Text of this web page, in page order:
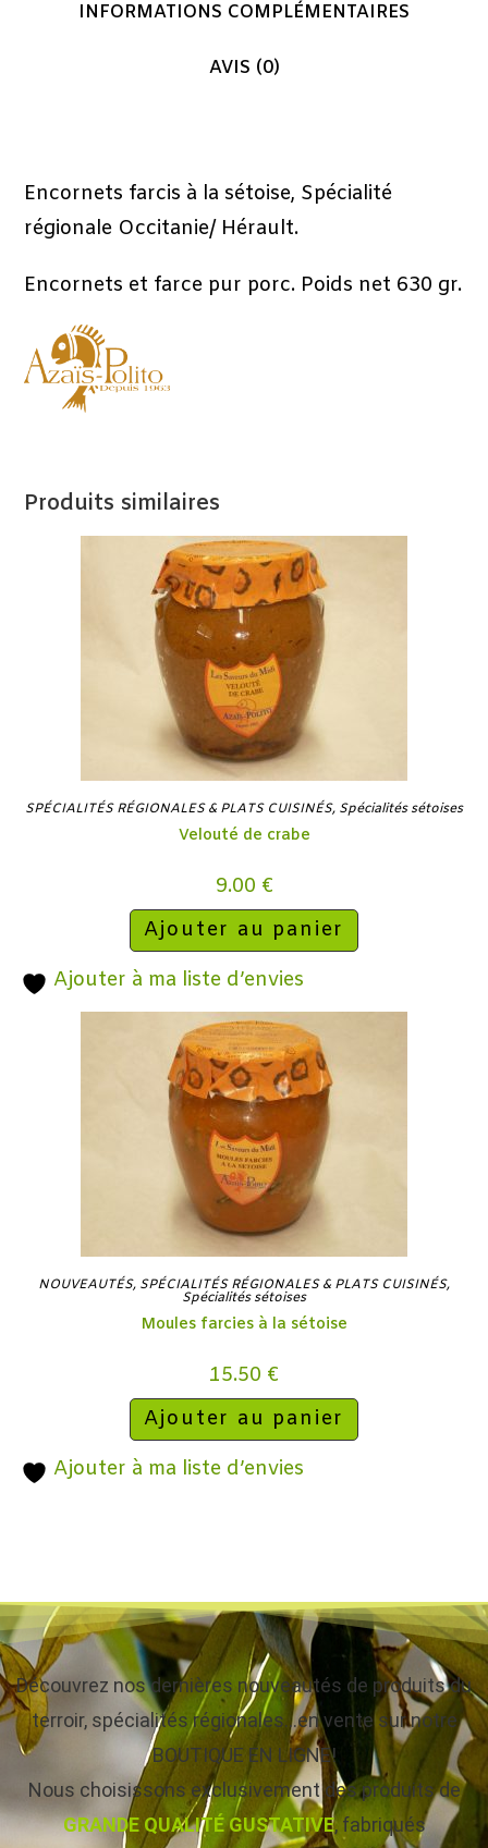
INFORMATIONS COMPLÉMENTAIRES
AVIS (0)
Encornets farcis à la sétoise, Spécialité
régionale Occitanie/ Hérault.
Encornets et farce pur porc. Poids net 630 gr.
Produits similaires
SPÉCIALITÉS RÉGIONALES & PLATS CUISINÉS, Spécialités sétoises
Velouté de crabe
9.00 €
Ajouter au panier
Ajouter à ma liste d’envies
NOUVEAUTÉS, SPÉCIALITÉS RÉGIONALES & PLATS CUISINÉS,
Spécialités sétoises
Moules farcies à la sétoise
15.50 €
Ajouter au panier
Ajouter à ma liste d’envies
Découvrez nos dernières nouveautés de produits du
terroir, spécialités régionales…en vente sur notre
BOUTIQUE EN LIGNE!
Nous choisissons exclusivement des produits de
GRANDE QUALITÉ GUSTATIVE, fabriqués